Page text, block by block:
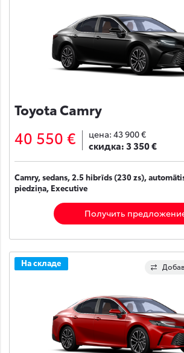
Toyota Camry
40 550 € цена: 43 900 €
скидка:3 350 €
Camry, sedans, 2.5 hibrīds (230 zs),
piedziņa, Executive
Получить
На складе